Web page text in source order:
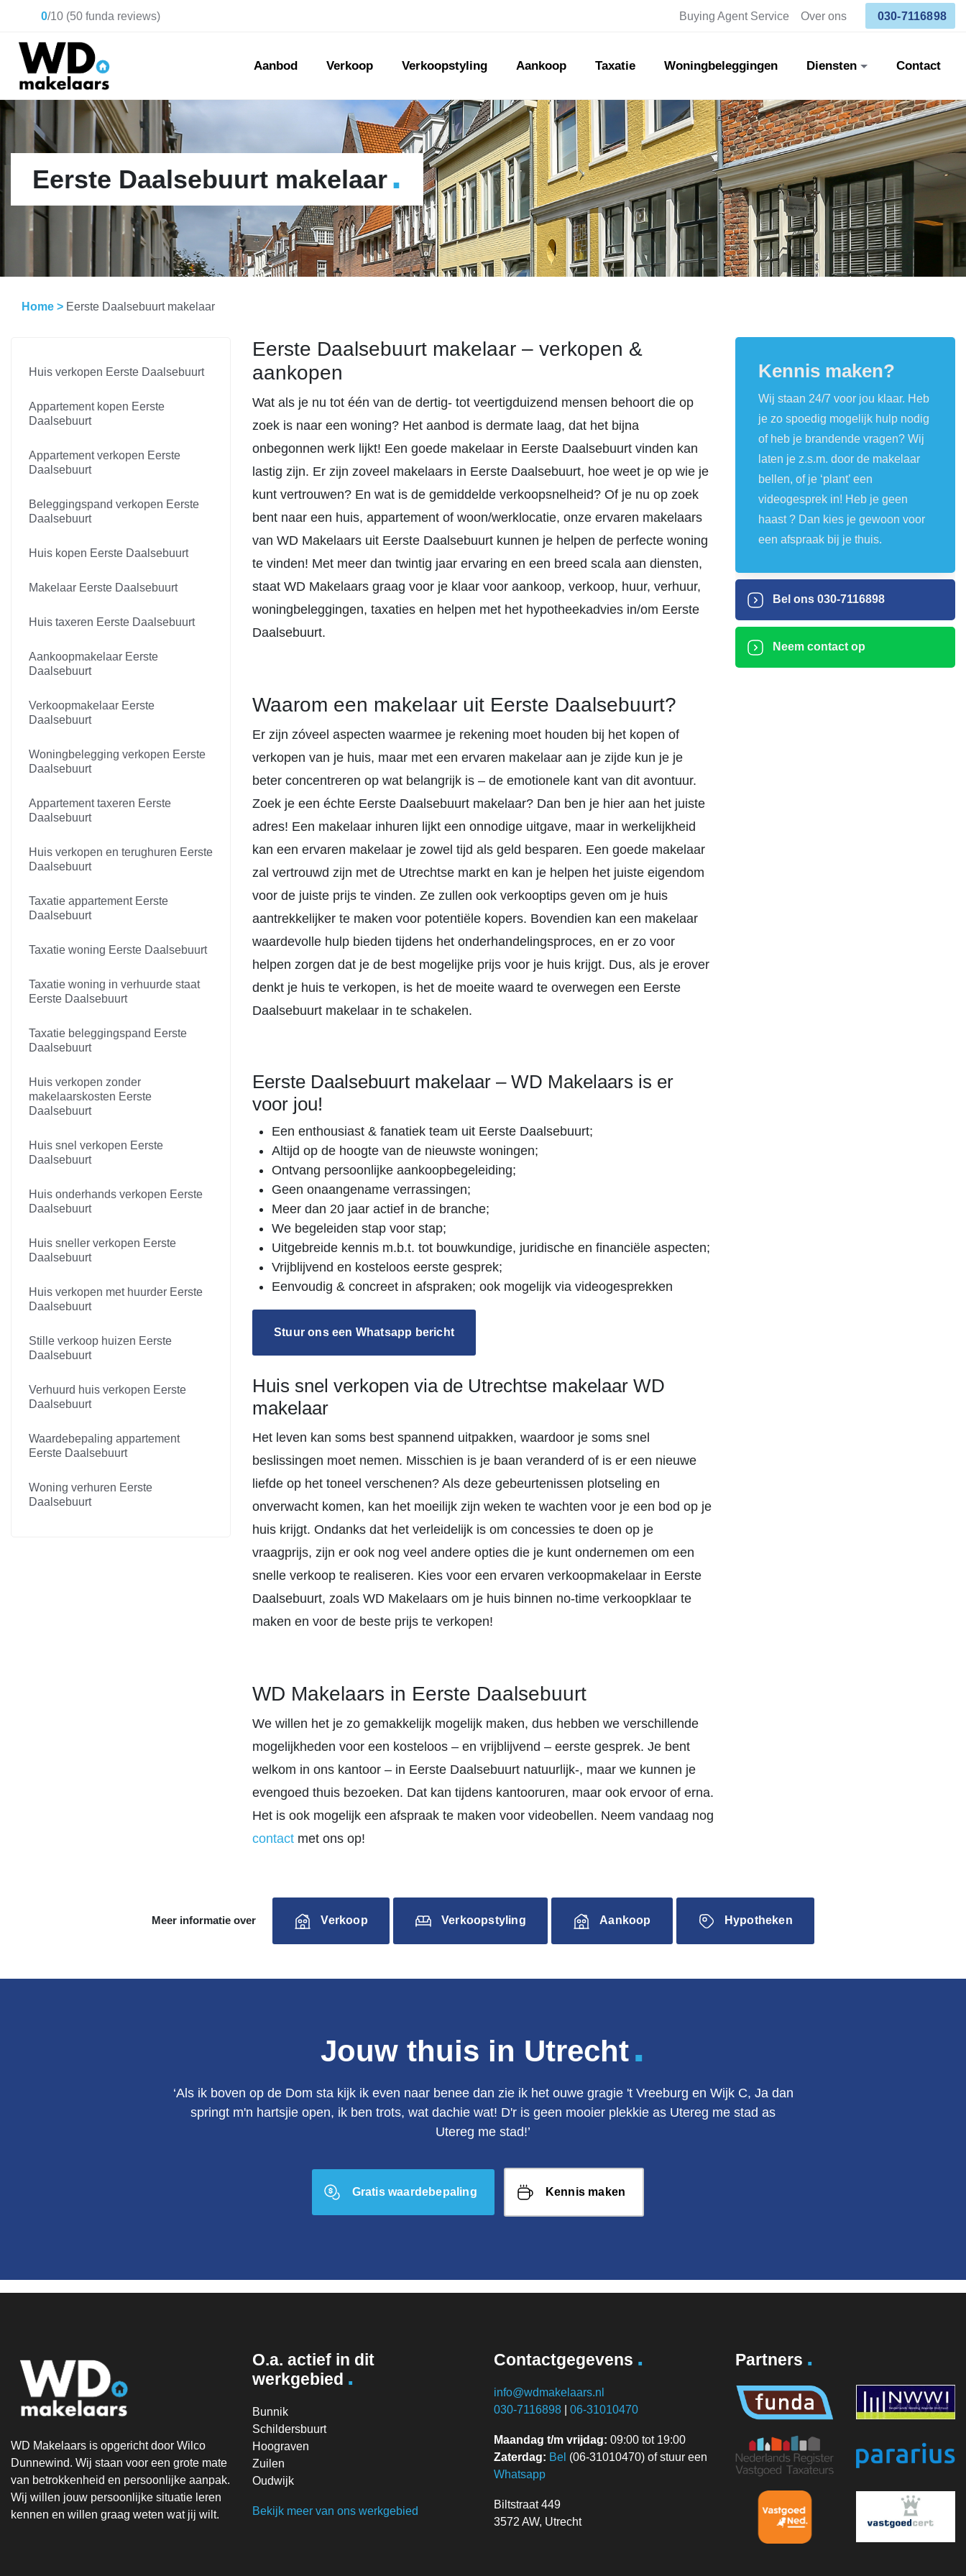
0/10 (50 funda reviews) Buying Agent Service Over ons 030-7116898
Aanbod Verkoop Verkoopstyling Aankoop Taxatie Woningbeleggingen Diensten Contact
Eerste Daalsebuurt makelaar.
Home > Eerste Daalsebuurt makelaar
Huis verkopen Eerste Daalsebuurt
Appartement kopen Eerste
Daalsebuurt
Appartement verkopen Eerste
Daalsebuurt
Beleggingspand verkopen Eerste
Daalsebuurt
Huis kopen Eerste Daalsebuurt
Makelaar Eerste Daalsebuurt
Huis taxeren Eerste Daalsebuurt
Aankoopmakelaar Eerste
Daalsebuurt
Verkoopmakelaar Eerste
Daalsebuurt
Woningbelegging verkopen Eerste
Daalsebuurt
Appartement taxeren Eerste
Daalsebuurt
Huis verkopen en terughuren Eerste
Daalsebuurt
Taxatie appartement Eerste
Daalsebuurt
Taxatie woning Eerste Daalsebuurt
Taxatie woning in verhuurde staat
Eerste Daalsebuurt
Taxatie beleggingspand Eerste
Daalsebuurt
Huis verkopen zonder
makelaarskosten Eerste
Daalsebuurt
Huis snel verkopen Eerste
Daalsebuurt
Huis onderhands verkopen Eerste
Daalsebuurt
Huis sneller verkopen Eerste
Daalsebuurt
Huis verkopen met huurder Eerste
Daalsebuurt
Stille verkoop huizen Eerste
Daalsebuurt
Verhuurd huis verkopen Eerste
Daalsebuurt
Waardebepaling appartement
Eerste Daalsebuurt
Woning verhuren Eerste
Daalsebuurt
Eerste Daalsebuurt makelaar – verkopen &
aankopen
Wat als je nu tot één van de dertig- tot veertigduizend mensen behoort die op
zoek is naar een woning? Het aanbod is dermate laag, dat het bijna
onbegonnen werk lijkt! Een goede makelaar in Eerste Daalsebuurt vinden kan
lastig zijn. Er zijn zoveel makelaars in Eerste Daalsebuurt, hoe weet je op wie je
kunt vertrouwen? En wat is de gemiddelde verkoopsnelheid? Of je nu op zoek
bent naar een huis, appartement of woon/werklocatie, onze ervaren makelaars
van WD Makelaars uit Eerste Daalsebuurt kunnen je helpen de perfecte woning
te vinden! Met meer dan twintig jaar ervaring en een breed scala aan diensten,
staat WD Makelaars graag voor je klaar voor aankoop, verkoop, huur, verhuur,
woningbeleggingen, taxaties en helpen met het hypotheekadvies in/om Eerste
Daalsebuurt.
Waarom een makelaar uit Eerste Daalsebuurt?
Er zijn zóveel aspecten waarmee je rekening moet houden bij het kopen of
verkopen van je huis, maar met een ervaren makelaar aan je zijde kun je je
beter concentreren op wat belangrijk is – de emotionele kant van dit avontuur.
Zoek je een échte Eerste Daalsebuurt makelaar? Dan ben je hier aan het juiste
adres! Een makelaar inhuren lijkt een onnodige uitgave, maar in werkelijkheid
kan een ervaren makelaar je zowel tijd als geld besparen. Een goede makelaar
zal vertrouwd zijn met de Utrechtse markt en kan je helpen het juiste eigendom
voor de juiste prijs te vinden. Ze zullen ook verkooptips geven om je huis
aantrekkelijker te maken voor potentiële kopers. Bovendien kan een makelaar
waardevolle hulp bieden tijdens het onderhandelingsproces, en er zo voor
helpen zorgen dat je de best mogelijke prijs voor je huis krijgt. Dus, als je erover
denkt je huis te verkopen, is het de moeite waard te overwegen een Eerste
Daalsebuurt makelaar in te schakelen.
Eerste Daalsebuurt makelaar – WD Makelaars is er
voor jou!
Een enthousiast & fanatiek team uit Eerste Daalsebuurt;
Altijd op de hoogte van de nieuwste woningen;
Ontvang persoonlijke aankoopbegeleiding;
Geen onaangename verrassingen;
Meer dan 20 jaar actief in de branche;
We begeleiden stap voor stap;
Uitgebreide kennis m.b.t. tot bouwkundige, juridische en financiële aspecten;
Vrijblijvend en kosteloos eerste gesprek;
Eenvoudig & concreet in afspraken; ook mogelijk via videogesprekken
Stuur ons een Whatsapp bericht
Huis snel verkopen via de Utrechtse makelaar WD
makelaar
Het leven kan soms best spannend uitpakken, waardoor je soms snel
beslissingen moet nemen. Misschien is je baan veranderd of is er een nieuwe
liefde op het toneel verschenen? Als deze gebeurtenissen plotseling en
onverwacht komen, kan het moeilijk zijn weken te wachten voor je een bod op je
huis krijgt. Ondanks dat het verleidelijk is om concessies te doen op je
vraagprijs, zijn er ook nog veel andere opties die je kunt ondernemen om een
snelle verkoop te realiseren. Kies voor een ervaren verkoopmakelaar in Eerste
Daalsebuurt, zoals WD Makelaars om je huis binnen no-time verkoopklaar te
maken en voor de beste prijs te verkopen!
WD Makelaars in Eerste Daalsebuurt
We willen het je zo gemakkelijk mogelijk maken, dus hebben we verschillende
mogelijkheden voor een kosteloos – en vrijblijvend – eerste gesprek. Je bent
welkom in ons kantoor – in Eerste Daalsebuurt natuurlijk-, maar we kunnen je
evengoed thuis bezoeken. Dat kan tijdens kantooruren, maar ook ervoor of erna.
Het is ook mogelijk een afspraak te maken voor videobellen. Neem vandaag nog
contact met ons op!
Kennis maken?
Wij staan 24/7 voor jou klaar. Heb
je zo spoedig mogelijk hulp nodig
of heb je brandende vragen? Wij
laten je z.s.m. door de makelaar
bellen, of je ‘plant’ een
videogesprek in! Heb je geen
haast ? Dan kies je gewoon voor
een afspraak bij je thuis.
Bel ons 030-7116898
Neem contact op
Meer informatie over Verkoop Verkoopstyling Aankoop Hypotheken
Jouw thuis in Utrecht.
‘Als ik boven op de Dom sta kijk ik even naar benee dan zie ik het ouwe gragie 't Vreeburg en Wijk C, Ja dan
springt m'n hartsjie open, ik ben trots, wat dachie wat! D'r is geen mooier plekkie as Utereg me stad as
Utereg me stad!’
Gratis waardebepaling Kennis maken
WD Makelaars is opgericht door Wilco
Dunnewind. Wij staan voor een grote mate
van betrokkenheid en persoonlijke aanpak.
Wij willen jouw persoonlijke situatie leren
kennen en willen graag weten wat jij wilt.
O.a. actief in dit
werkgebied .
Bunnik
Schildersbuurt
Hoograven
Zuilen
Oudwijk
Bekijk meer van ons werkgebied
Contactgegevens .
info@wdmakelaars.nl
030-7116898
06-31010470
Maandag t/m vrijdag: 09:00 tot 19:00
Zaterdag: Bel (06-31010470) of stuur een
Whatsapp
Biltstraat 449
3572 AW, Utrecht
Partners .